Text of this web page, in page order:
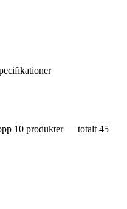
10 produkter — totalt 45